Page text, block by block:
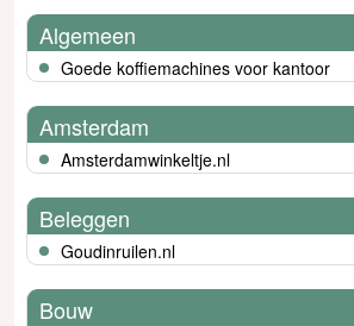
Algemeen
Goede koffiemachines voor kantoor
Amsterdam
Amsterdamwinkeltje.nl
Beleggen
Goudinruilen.nl
Bouw